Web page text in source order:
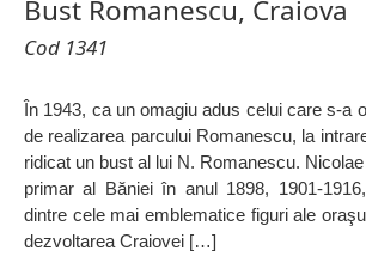
Bust Romanescu, Craiova
Cod 1341
În 1943, ca un omagiu adus celui care s-a
de realizarea parcului Romanescu, la
ridicat un bust al lui N. Romanescu.
primar al Băniei în anul 1898, 1901-
dintre cele mai emblematice figuri ale
dezvoltarea Craiovei […]